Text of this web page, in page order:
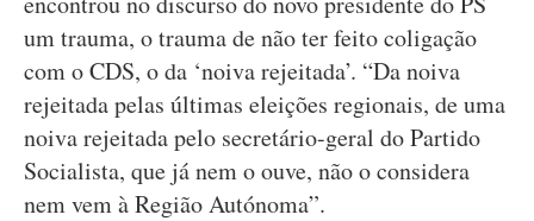
um trauma, o trauma de não ter feito coligação
com o CDS, o da ‘noiva rejeitada’. “Da noiva
rejeitada pelas últimas eleições regionais, de uma
noiva rejeitada pelo secretário-geral do Partido
Socialista, que já nem o ouve, não o considera
nem vem à Região Autónoma”.